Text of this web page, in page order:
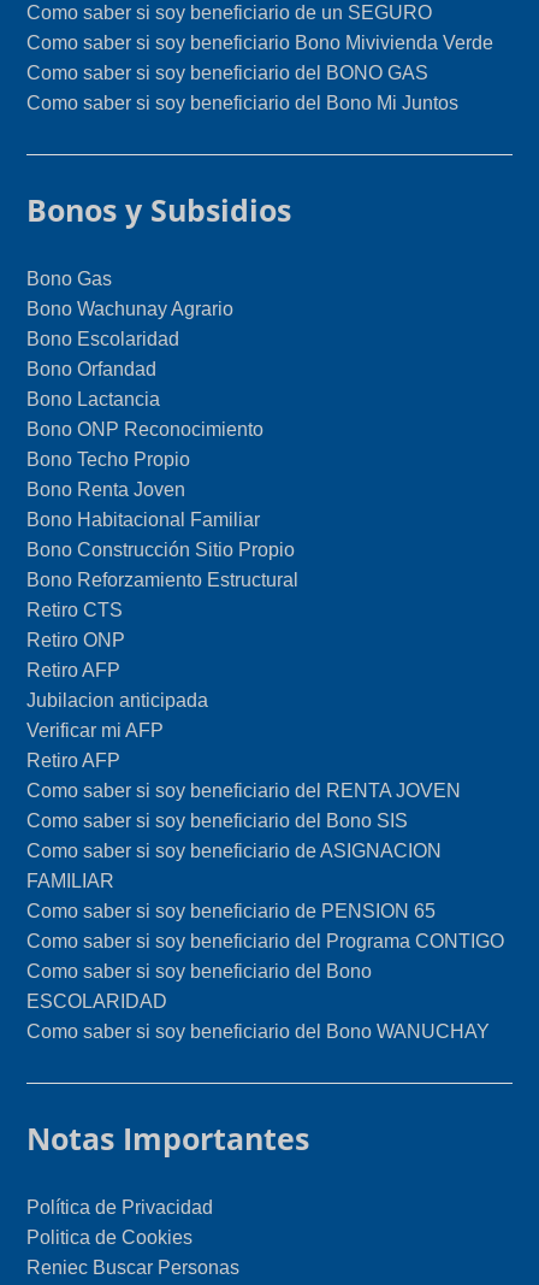
Como saber si soy beneficiario de un SEGURO
Como saber si soy beneficiario Bono Mivivienda Verde
Como saber si soy beneficiario del BONO GAS
Como saber si soy beneficiario del Bono Mi Juntos
Bonos y Subsidios
Bono Gas
Bono Wachunay Agrario
Bono Escolaridad
Bono Orfandad
Bono Lactancia
Bono ONP Reconocimiento
Bono Techo Propio
Bono Renta Joven
Bono Habitacional Familiar
Bono Construcción Sitio Propio
Bono Reforzamiento Estructural
Retiro CTS
Retiro ONP
Retiro AFP
Jubilacion anticipada
Verificar mi AFP
Retiro AFP
Como saber si soy beneficiario del RENTA JOVEN
Como saber si soy beneficiario del Bono SIS
Como saber si soy beneficiario de ASIGNACION
FAMILIAR
Como saber si soy beneficiario de PENSION 65
Como saber si soy beneficiario del Programa CONTIGO
Como saber si soy beneficiario del Bono
ESCOLARIDAD
Como saber si soy beneficiario del Bono WANUCHAY
Notas Importantes
Política de Privacidad
Politica de Cookies
Reniec Buscar Personas